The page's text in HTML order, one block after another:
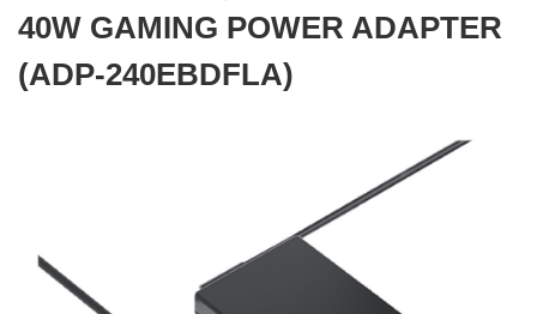
40W GAMING POWER ADAPTER
(ADP-240EBDFLA)